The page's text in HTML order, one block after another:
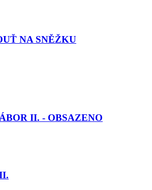
NA SNĚŽKU
II. - OBSAZENO